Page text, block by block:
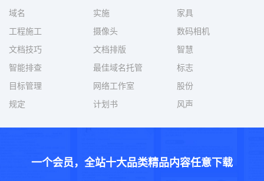
域名
实施
家具
工程施工
摄像头
数码相机
文档技巧
文档排版
智慧
智能排查
最佳域名托管
标志
目标管理
网络工作室
股份
规定
计划书 风声
一个会员，全站十大品类精品内容任意下载